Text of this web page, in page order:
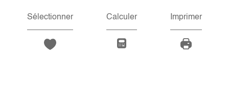
Sélectionner Calculer Imprimer